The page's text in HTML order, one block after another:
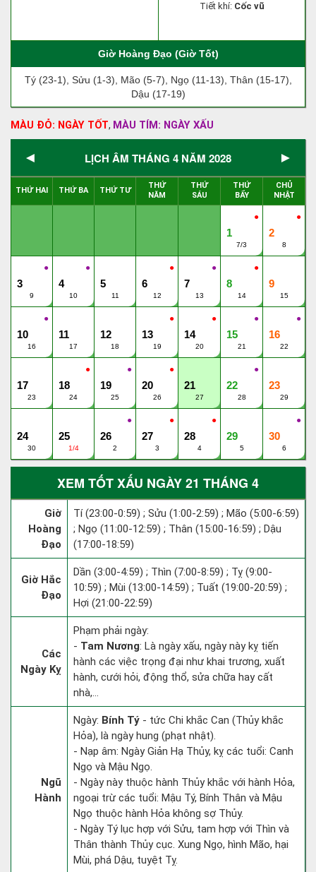
Tiết khí: Cốc vũ
Giờ Hoàng Đạo (Giờ Tốt)
Tý (23-1), Sửu (1-3), Mão (5-7), Ngọ (11-13), Thân (15-17),
Dậu (17-19)
MÀU ĐỎ: NGÀY TỐT, MÀU TÍM: NGÀY XẤU
◄ LỊCH ÂM THÁNG 4 NĂM 2028 ►
THỨ HAI THỨ BA THỨ TƯ
THỨ
NĂM
THỨ
SÁU
THỨ
BẨY
CHỦ
NHẬT
●
1
7/3
●
2
8
●
3
9
●
4
10
5
11
●
6
12
●
7
13
●
8
14
9
15
●
10
16
11
17
12
18
●
13
19
●
14
20
●
15
21
●
16
22
17
23
●
18
24
●
19
25
●
20
26
21
27
●
22
28
23
29
24
30
25
1/4
●
26
2
●
27
3
●
28
4
29
5
●
30
6
XEM TỐT XẤU NGÀY 21 THÁNG 4
Giờ
Hoàng
Đạo
Tí (23:00-0:59) ; Sửu (1:00-2:59) ; Mão (5:00-6:59)
; Ngọ (11:00-12:59) ; Thân (15:00-16:59) ; Dậu
(17:00-18:59)
Giờ Hắc
Đạo
Dần (3:00-4:59) ; Thìn (7:00-8:59) ; Tỵ (9:00-
10:59) ; Mùi (13:00-14:59) ; Tuất (19:00-20:59) ;
Hợi (21:00-22:59)
Các
Ngày Kỵ
Phạm phải ngày:
- Tam Nương: Là ngày xấu, ngày này kỵ tiến
hành các việc trọng đại như khai trương, xuất
hành, cưới hỏi, động thổ, sửa chữa hay cất
nhà,...
Ngũ
Hành
Ngày: Bính Tý - tức Chi khắc Can (Thủy khắc
Hỏa), là ngày hung (phạt nhật).
- Nạp âm: Ngày Giản Hạ Thủy, kỵ các tuổi: Canh
Ngọ và Mậu Ngọ.
- Ngày này thuộc hành Thủy khắc với hành Hỏa,
ngoại trừ các tuổi: Mậu Tý, Bính Thân và Mậu
Ngọ thuộc hành Hỏa không sợ Thủy.
- Ngày Tý lục hợp với Sửu, tam hợp với Thìn và
Thân thành Thủy cục. Xung Ngọ, hình Mão, hại
Mùi, phá Dậu, tuyệt Tỵ.